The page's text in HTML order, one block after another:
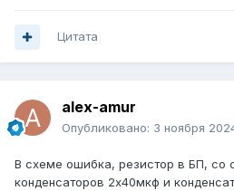
Цитата
alex-amur
Опубликовано: 3 ноября
В схеме ошибка, резистор в БП, со
конденсаторов 2х40мкф и